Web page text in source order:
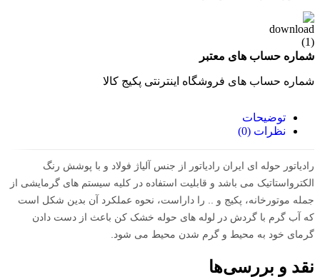
شماره حساب های معتبر
شماره حساب های فروشگاه اینترنتی پکیج کالا
توضیحات
نظرات (0)
رادیاتور حوله ای ایران رادیاتور از جنس آلیاژ فولاد و با پوشش رنگ
الکترواستاتیک می باشد و قابلیت استفاده در کلیه سیستم های گرمایشی از
جمله موتورخانه، پکیج و .. را داراست، نحوه عملکرد آن بدین شکل است
که آب گرم با گردش در لوله های حوله خشک کن باعث از دست دادن
گرمای خود به محیط و گرم شدن محیط می شود
نقد و بررسی‌ها